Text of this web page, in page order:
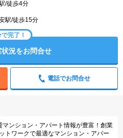
/徒歩4分
駅/徒歩15分
完了！
状況をお問合せ
電話でお問合せ
ンション・アパート情報が豊富！創業
トワークで最適なマンション・アパー